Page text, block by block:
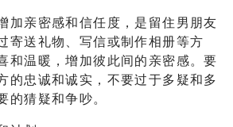
加亲密感和信任度，是留住男朋友
寄送礼物、写信或制作相册等方
和温暖，增加彼此间的亲密感。要
的忠诚和诚实，不要过于多疑和多
的猜疑和争吵。